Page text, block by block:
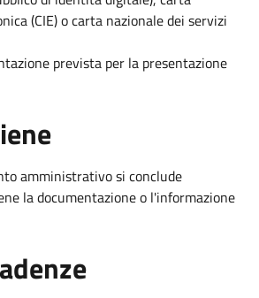
(CIE) o carta nazionale dei servizi
prevista per la presentazione
amministrativo si conclude
la documentazione o l'informazione